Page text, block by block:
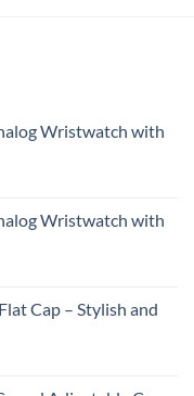
Wristwatch with
Wristwatch with
Cap – Stylish and